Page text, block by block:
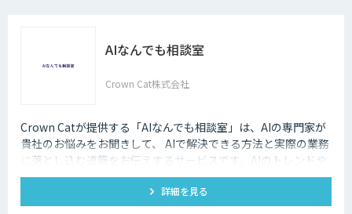
AIなんでも相談室
Crown Cat株式会社
Crown Catが提供する「AIなんでも相談室」は、AIの専門家が
貴社のお悩みをお聞きして、 AIで解決できる方法と実際の業務
に落とし込む道筋をお伝えするサービスです。AIのトレンドや
最新の事例はもちろん、自社にあった活用を安価にクイックに
詳細を見る